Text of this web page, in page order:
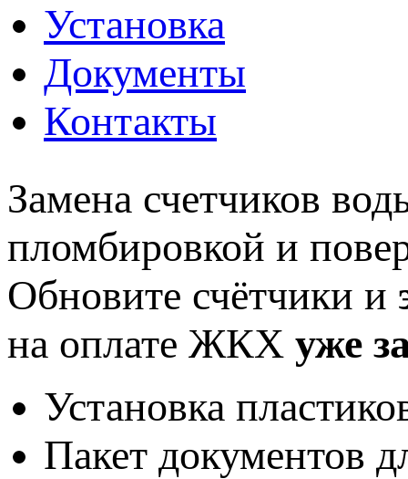
Установка
Документы
Контакты
Замена счетчиков
пломбировкой и
Обновите счётчики и
на оплате ЖКХ уже
Установка
Пакет документов